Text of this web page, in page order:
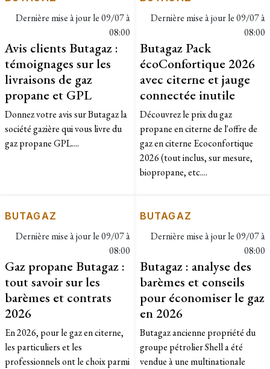
Dernière mise à jour le09/07 à
08:00
Avis clients Butagaz :
témoignages sur les
livraisons de gaz
propane et GPL
Donnez votre avis sur Butagaz la
société gazière qui vous livre du
gaz propane GPL....
Dernière mise à jour le09/07 à
08:00
Butagaz Pack
écoConfortique 2026
avec citerne et jauge
connectée inutile
​Découvrez le prix du gaz
propane en citerne de l'offre de
gaz en citerne Ecoconfortique
2026 (tout inclus, sur mesure,
biopropane, etc....
BUTAGAZ
Dernière mise à jour le09/07 à
08:00
Gaz propane Butagaz :
tout savoir sur les
barèmes et contrats
2026
En 2026, pour le gaz en citerne,
les particuliers et les
professionnels ont le choix parmi
BUTAGAZ
Dernière mise à jour le09/07 à
08:00
Butagaz : analyse des
barèmes et conseils
pour économiser le gaz
en 2026
Butagaz ancienne propriété du
groupe pétrolier Shell a été
vendue à une multinationale